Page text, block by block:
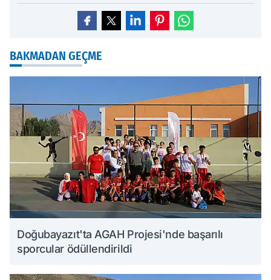
BAKMADAN GEÇME
Doğubayazıt'ta AGAH Projesi'nde başarılı
sporcular ödüllendirildi